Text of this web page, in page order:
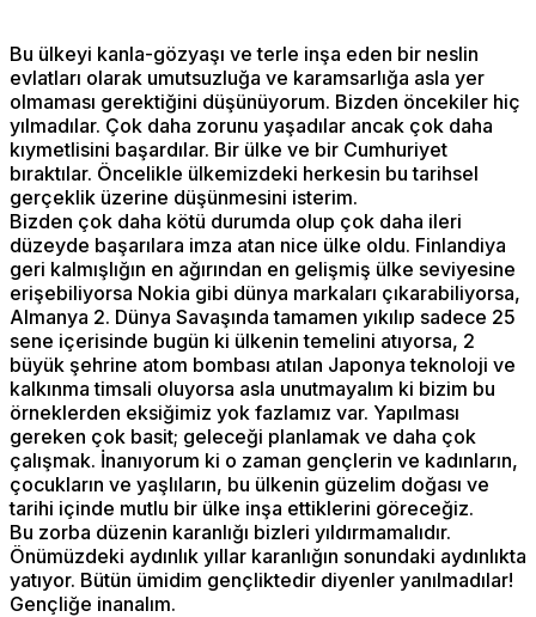
Bu ülkeyi kanla-gözyaşı ve terle inşa eden bir neslin
evlatları olarak umutsuzluğa ve karamsarlığa asla yer
olmaması gerektiğini düşünüyorum. Bizden öncekiler hiç
yılmadılar. Çok daha zorunu yaşadılar ancak çok daha
kıymetlisini başardılar. Bir ülke ve bir Cumhuriyet
bıraktılar. Öncelikle ülkemizdeki herkesin bu tarihsel
gerçeklik üzerine düşünmesini isterim.
Bizden çok daha kötü durumda olup çok daha ileri
düzeyde başarılara imza atan nice ülke oldu. Finlandiya
geri kalmışlığın en ağırından en gelişmiş ülke seviyesine
erişebiliyorsa Nokia gibi dünya markaları çıkarabiliyorsa,
Almanya 2. Dünya Savaşında tamamen yıkılıp sadece 25
sene içerisinde bugün ki ülkenin temelini atıyorsa, 2
büyük şehrine atom bombası atılan Japonya teknoloji ve
kalkınma timsali oluyorsa asla unutmayalım ki bizim bu
örneklerden eksiğimiz yok fazlamız var. Yapılması
gereken çok basit; geleceği planlamak ve daha çok
çalışmak. İnanıyorum ki o zaman gençlerin ve kadınların,
çocukların ve yaşlıların, bu ülkenin güzelim doğası ve
tarihi içinde mutlu bir ülke inşa ettiklerini göreceğiz.
Bu zorba düzenin karanlığı bizleri yıldırmamalıdır.
Önümüzdeki aydınlık yıllar karanlığın sonundaki aydınlıkta
yatıyor. Bütün ümidim gençliktedir diyenler yanılmadılar!
Gençliğe inanalım.